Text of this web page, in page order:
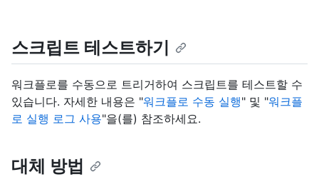
스크립트 테스트하기
워크플로를 수동으로 트리거하여 스크립트를 테스트할 수
있습니다. 자세한 내용은 "워크플로 수동 실행" 및 "워크플
로 실행 로그 사용"을(를) 참조하세요.
대체 방법